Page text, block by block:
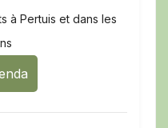
à Pertuis et dans les